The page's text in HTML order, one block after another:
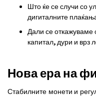
Што ќе се случи со
дигиталните
Дали се откажуваме
капитал, дури и врз
Нова ера на
Стабилните монети и